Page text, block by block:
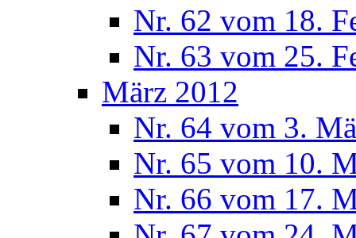
Nr. 62 vom 18.
Nr. 63 vom 25.
März 2012
Nr. 64 vom 3.
Nr. 65 vom 10.
Nr. 66 vom 17.